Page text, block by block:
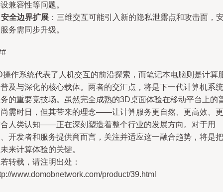
兼容性等问题。
安全边界扩展 ：三维交互可能引入新的隐私泄露点和攻击面，
务需同步升级。
操作系统代表了人机交互的前沿探索，而笔记本电脑则是计算
及与深化的核心载体。两者的交汇点，将是下一代计算机系统
的重要竞技场。虽然完全成熟的3D桌面体验在移动平台上的
需时日，但其带来的理念——让计算服务更自然、更高效、更
人类认知——正在深刻塑造着整个行业的发展方向。对于用
开发者和服务提供商而言，关注并适应这一融合趋势，将是把
来计算体验的关键。
转载，请注明出处：
www.domobnetwork.com/product/39.html